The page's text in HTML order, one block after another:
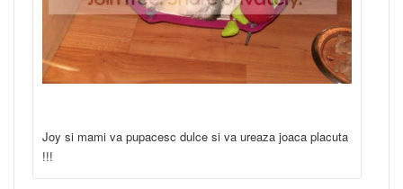
Joy si mami va pupacesc dulce si va ureaza joaca placuta
!!!